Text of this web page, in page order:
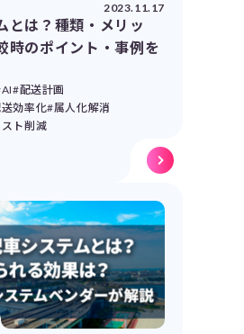
2023.11.17
とは？種類・メリッ
時のポイント・事例を
#配送計画
効率化#属人化解消
ト削減